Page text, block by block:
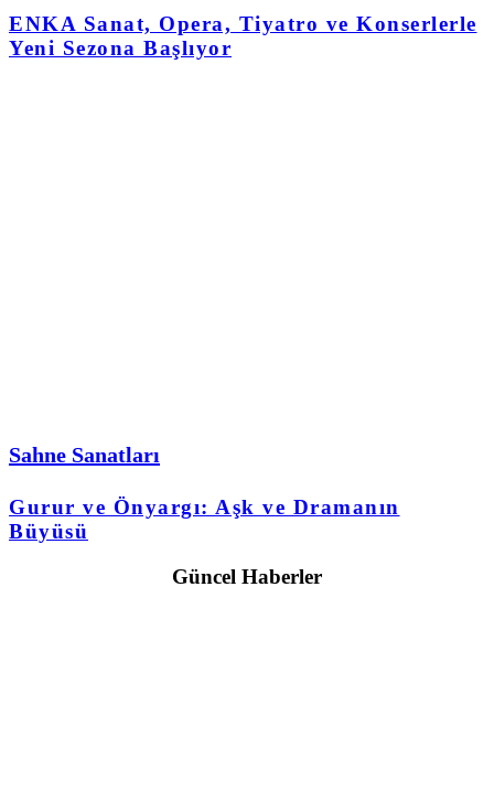
ENKA Sanat, Opera, Tiyatro ve Konserlerle
Yeni Sezona Başlıyor
Sahne Sanatları
Gurur ve Önyargı: Aşk ve Dramanın
Büyüsü
Güncel Haberler